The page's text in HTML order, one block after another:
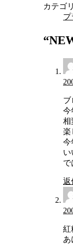
カテゴ
プ
“
ブ
今
相
楽
今
い
で
返
紅